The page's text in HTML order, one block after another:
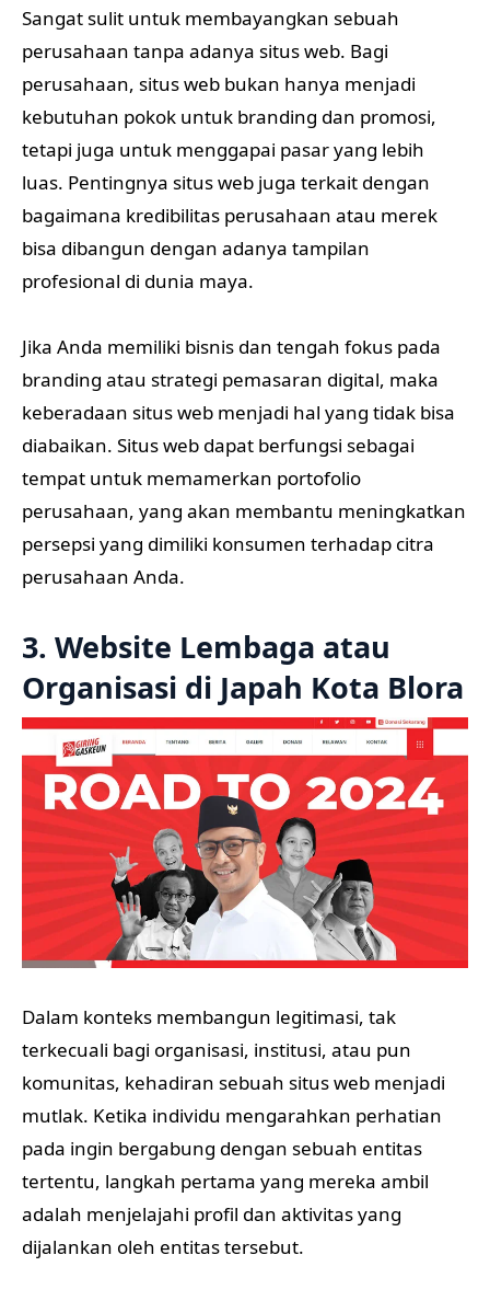
Sangat sulit untuk membayangkan sebuah
perusahaan tanpa adanya situs web. Bagi
perusahaan, situs web bukan hanya menjadi
kebutuhan pokok untuk branding dan promosi,
tetapi juga untuk menggapai pasar yang lebih
luas. Pentingnya situs web juga terkait dengan
bagaimana kredibilitas perusahaan atau merek
bisa dibangun dengan adanya tampilan
profesional di dunia maya.
Jika Anda memiliki bisnis dan tengah fokus pada
branding atau strategi pemasaran digital, maka
keberadaan situs web menjadi hal yang tidak bisa
diabaikan. Situs web dapat berfungsi sebagai
tempat untuk memamerkan portofolio
perusahaan, yang akan membantu meningkatkan
persepsi yang dimiliki konsumen terhadap citra
perusahaan Anda.
3. Website Lembaga atau
Organisasi di Japah Kota Blora
Dalam konteks membangun legitimasi, tak
terkecuali bagi organisasi, institusi, atau pun
komunitas, kehadiran sebuah situs web menjadi
mutlak. Ketika individu mengarahkan perhatian
pada ingin bergabung dengan sebuah entitas
tertentu, langkah pertama yang mereka ambil
adalah menjelajahi profil dan aktivitas yang
dijalankan oleh entitas tersebut.